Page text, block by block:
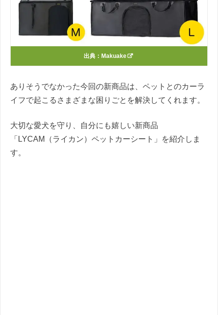
出典： Makuake
ありそうでなかった今回の新商品は、ペットとのカーラ
イフで起こるさまざまな困りごとを解決してくれます。
大切な愛犬を守り、自分にも嬉しい新商品
「LYCAM（ライカン）ペットカーシート」を紹介しま
す。